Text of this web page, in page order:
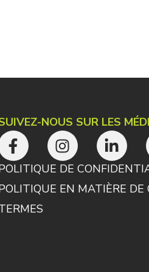
NOUS SUR LES
DE
EN MATIÈRE DE